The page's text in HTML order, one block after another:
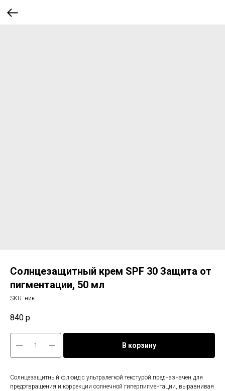
Солнцезащитный крем SPF 30 Защита от
пигментации, 50 мл
SKU: ник
840 р.
В корзину
Солнцезащитный флюид с ультралегкой текстурой предназначен для
предотвращения и коррекции солнечной гиперпигментации, выравнивая